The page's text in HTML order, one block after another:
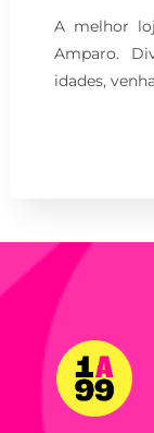
A melhor
Amparo.
idades,